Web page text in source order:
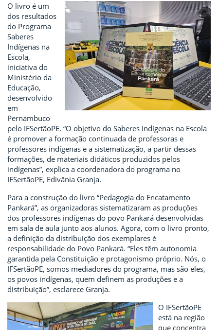
O livro é um
dos resultados
do Programa
Saberes
Indígenas na
Escola,
iniciativa do
Ministério da
Educação,
desenvolvido
em
Pernambuco
pelo IFSertãoPE. “O objetivo do Saberes Indígenas na Escola
é promover a formação continuada de professoras e
professores indígenas e a sistematização, a partir dessas
formações, de materiais didáticos produzidos pelos
indígenas”, explica a coordenadora do programa no
IFSertãoPE, Edivânia Granja.
Para a construção do livro “Pedagogia do Encatamento
Pankará”, as organizadoras sistematizaram as produções
dos professores indígenas do povo Pankará desenvolvidas
em sala de aula junto aos alunos. Agora, com o livro pronto,
a definição da distribuição dos exemplares é
responsabilidade do Povo Pankará. “Eles têm autonomia
garantida pela Constituição e protagonismo próprio. Nós, o
IFSertãoPE, somos mediadores do programa, mas são eles,
os povos indígenas, quem definem as produções e a
distribuição”, esclarece Granja.
O IFSertãoPE
está na região
que concentra